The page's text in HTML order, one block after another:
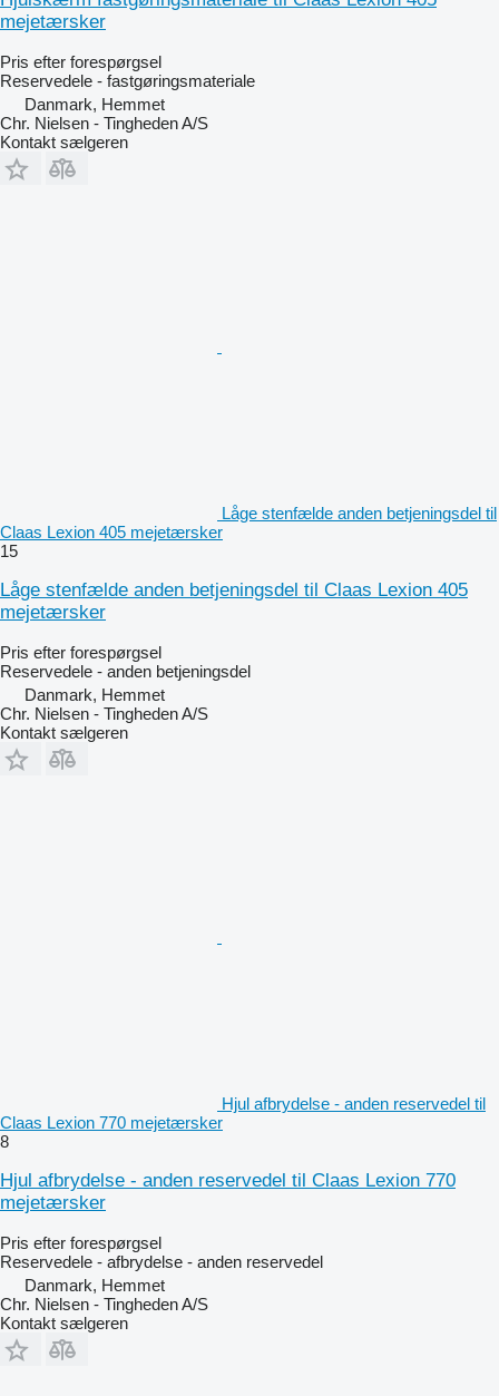
mejetærsker
Pris efter forespørgsel
Reservedele - fastgøringsmateriale
Danmark, Hemmet
Chr. Nielsen - Tingheden A/S
Kontakt sælgeren
Låge stenfælde anden betjeningsdel til
Claas Lexion 405 mejetærsker
15
Låge stenfælde anden betjeningsdel til Claas Lexion 405
mejetærsker
Pris efter forespørgsel
Reservedele - anden betjeningsdel
Danmark, Hemmet
Chr. Nielsen - Tingheden A/S
Kontakt sælgeren
Hjul afbrydelse - anden reservedel til
Claas Lexion 770 mejetærsker
8
Hjul afbrydelse - anden reservedel til Claas Lexion 770
mejetærsker
Pris efter forespørgsel
Reservedele - afbrydelse - anden reservedel
Danmark, Hemmet
Chr. Nielsen - Tingheden A/S
Kontakt sælgeren